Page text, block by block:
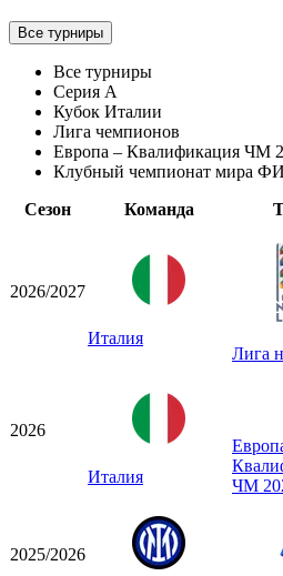
Все турниры
Все турниры
Серия А
Кубок Италии
Лига чемпионов
Европа – Квалификация ЧМ
Клубный чемпионат мира
Сезон
Команда
2026/2027
Италия
Лига
2026
Италия
ЧМ
2025/2026